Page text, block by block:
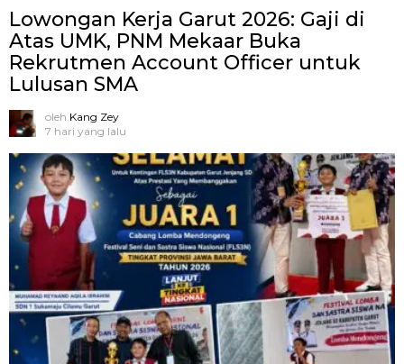
Lowongan Kerja Garut 2026: Gaji di
Atas UMK, PNM Mekaar Buka
Rekrutmen Account Officer untuk
Lulusan SMA
oleh Kang Zey
7 hari yang lalu